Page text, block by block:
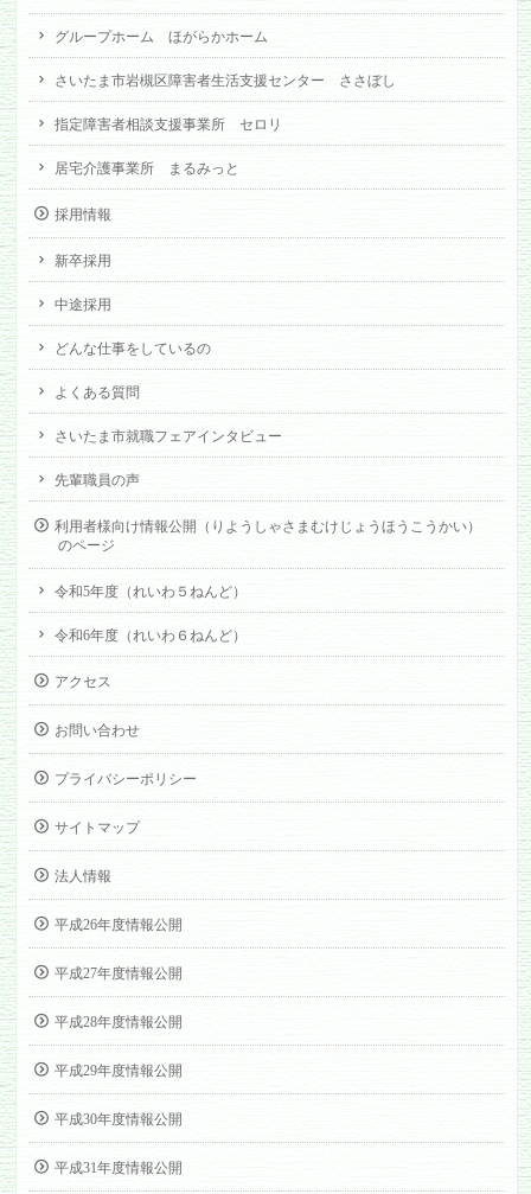
グループホーム ほがらかホーム
さいたま市岩槻区障害者生活支援センター ささぼし
指定障害者相談支援事業所 セロリ
居宅介護事業所 まるみっと
採用情報
新卒採用
中途採用
どんな仕事をしているの
よくある質問
さいたま市就職フェアインタビュー
先輩職員の声
利用者様向け情報公開（りようしゃさまむけじょうほうこうかい）
のページ
令和5年度（れいわ５ねんど）
令和6年度（れいわ６ねんど）
アクセス
お問い合わせ
プライバシーポリシー
サイトマップ
法人情報
平成26年度情報公開
平成27年度情報公開
平成28年度情報公開
平成29年度情報公開
平成30年度情報公開
平成31年度情報公開